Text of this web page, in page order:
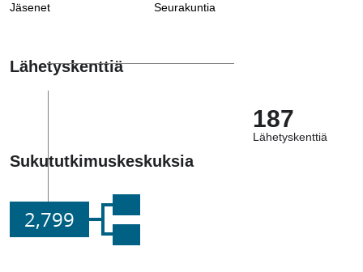
Jäsenet Seurakuntia
Lähetyskenttiä
187
Lähetyskenttiä
Sukututkimuskeskuksia
2,799